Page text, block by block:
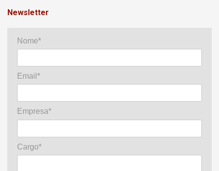
Newsletter
Nome*
Email*
Empresa*
Cargo*